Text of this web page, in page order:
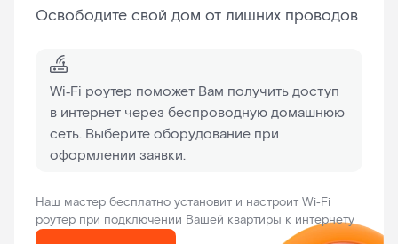
Освободите свой дом от лишних проводов
Wi‑Fi роутер поможет Вам получить доступ
в интернет через беспроводную домашнюю
сеть. Выберите оборудование при
оформлении заявки.
Наш мастер бесплатно установит и настроит Wi‑Fi
роутер при подключении Вашей квартиры к интернету